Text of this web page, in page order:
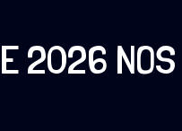
2026 NOS